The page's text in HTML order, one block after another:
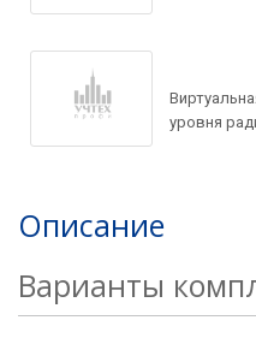
уровня
Описание
Варианты
Ваш e-mail*
Организация*
Товар*
Номер телефон*
Ваш e-mail*
Организация*